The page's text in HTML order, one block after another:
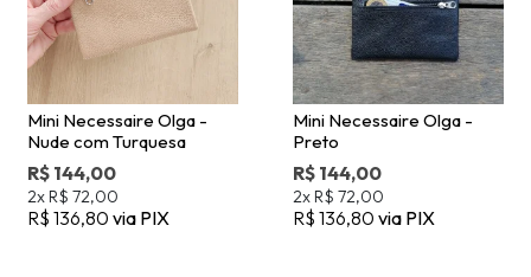
Mini Necessaire Olga -
Nude com Turquesa
R$ 144,00
2x R$ 72,00
R$ 136,80 via PIX
Mini Necessaire Olga -
Preto
R$ 144,00
2x R$ 72,00
R$ 136,80 via PIX